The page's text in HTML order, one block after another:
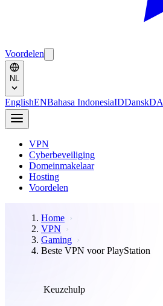
Voordelen
NL
EnglishENBahasa IndonesiaIDDanskDA
VPN
Cyberbeveiliging
Domeinmakelaar
Hosting
Voordelen
Home
VPN
Gaming
Beste VPN voor PlayStation
Keuzehulp